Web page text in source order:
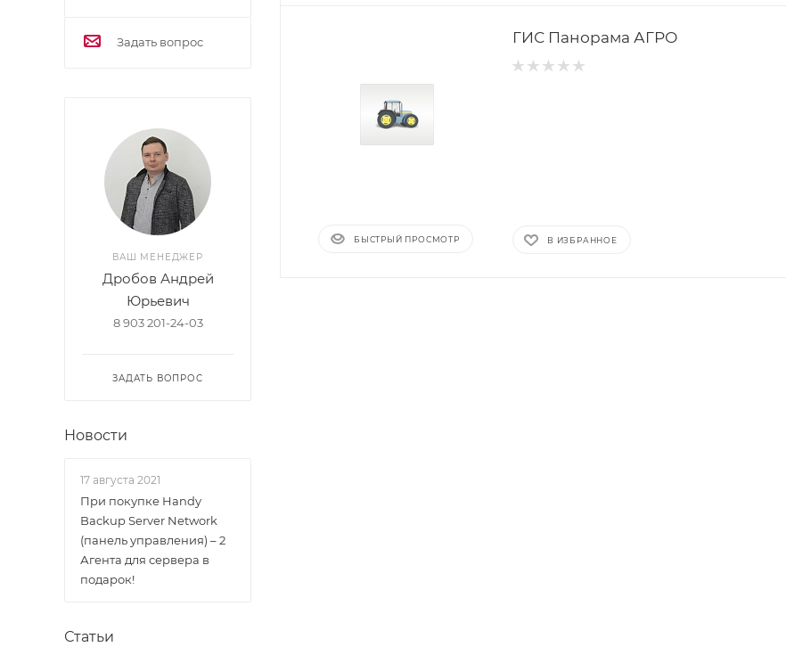
БЫСТРЫЙ ПРОСМОТР
ГИС Панорама АГРО
В ИЗБРАННОЕ
Задать вопрос
ВАШ МЕНЕДЖЕР
Дробов Андрей
Юрьевич
8 903 201-24-03
ЗАДАТЬ ВОПРОС
Новости
17 августа 2021
При покупке Handy
Backup Server Network
(панель управления) – 2
Агента для сервера в
подарок!
Статьи